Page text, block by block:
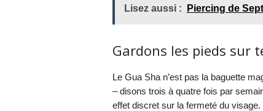
Lisez aussi : Piercing de
Gardons les pieds sur
Le Gua Sha n’est pas la baguette
– disons trois à quatre fois par
effet discret sur la fermeté du